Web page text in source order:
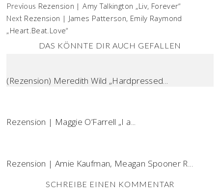
Previous Rezension | Amy Talkington „Liv, Forever“
Next Rezension | James Patterson, Emily Raymond
„Heart.Beat.Love“
DAS KÖNNTE DIR AUCH GEFALLEN
(Rezension) Meredith Wild „Hardpressed...
Rezension | Maggie O’Farrell „I a...
Rezension | Amie Kaufman, Meagan Spooner R...
SCHREIBE EINEN KOMMENTAR